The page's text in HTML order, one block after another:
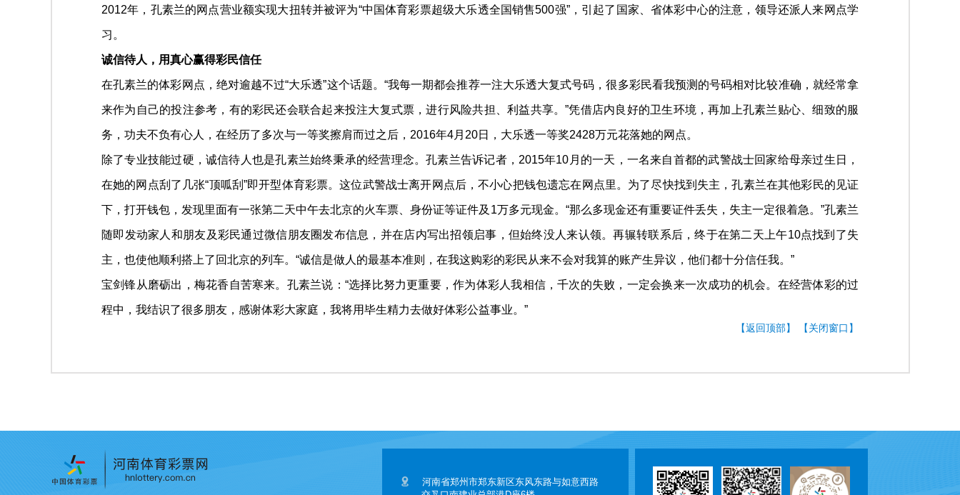
2012年，孔素兰的网点营业额实现大扭转并被评为“中国体育彩票超级大乐透全国销售500强”，引起了国家、省体彩中心的注意，领导还派人来网点学
习。
诚信待人，用真心赢得彩民信任
在孔素兰的体彩网点，绝对逾越不过“大乐透”这个话题。“我每一期都会推荐一注大乐透大复式号码，很多彩民看我预测的号码相对比较准确，就经常拿
来作为自己的投注参考，有的彩民还会联合起来投注大复式票，进行风险共担、利益共享。”凭借店内良好的卫生环境，再加上孔素兰贴心、细致的服
务，功夫不负有心人，在经历了多次与一等奖擦肩而过之后，2016年4月20日，大乐透一等奖2428万元花落她的网点。
除了专业技能过硬，诚信待人也是孔素兰始终秉承的经营理念。孔素兰告诉记者，2015年10月的一天，一名来自首都的武警战士回家给母亲过生日，
在她的网点刮了几张“顶呱刮”即开型体育彩票。这位武警战士离开网点后，不小心把钱包遗忘在网点里。为了尽快找到失主，孔素兰在其他彩民的见证
下，打开钱包，发现里面有一张第二天中午去北京的火车票、身份证等证件及1万多元现金。“那么多现金还有重要证件丢失，失主一定很着急。”孔素兰
随即发动家人和朋友及彩民通过微信朋友圈发布信息，并在店内写出招领启事，但始终没人来认领。再辗转联系后，终于在第二天上午10点找到了失
主，也使他顺利搭上了回北京的列车。“诚信是做人的最基本准则，在我这购彩的彩民从来不会对我算的账产生异议，他们都十分信任我。”
宝剑锋从磨砺出，梅花香自苦寒来。孔素兰说：“选择比努力更重要，作为体彩人我相信，千次的失败，一定会换来一次成功的机会。在经营体彩的过
程中，我结识了很多朋友，感谢体彩大家庭，我将用毕生精力去做好体彩公益事业。”
【返回顶部】 【关闭窗口】
河南省郑州市郑东新区东风东路与如意西路